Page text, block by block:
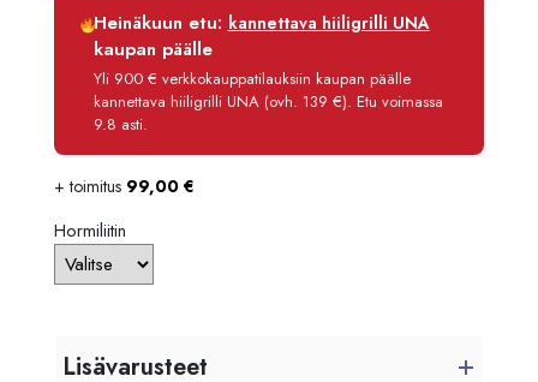
Luottoaika
12 kk
Korko
Käsittelymaksu
3,90 €/kk
Maksettava yhteensä
2 196,80 €
Heinäkuun etu: kannettava hiiligrilli UNA
kaupan päälle
Yli 900 € verkkokauppatilauksiin kaupan päälle
kannettava hiiligrilli UNA (ovh. 139 €). Etu voimassa
9.8 asti.
+ toimitus 99,00 €
Hormiliitin
Lisävarusteet